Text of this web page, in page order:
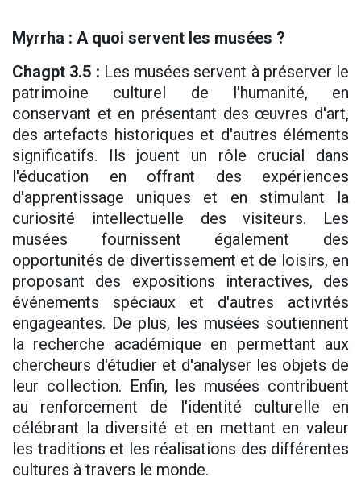
Myrrha : A quoi servent les musées ?
Chagpt 3.5 : Les musées servent à préserver le
patrimoine culturel de l'humanité, en
conservant et en présentant des œuvres d'art,
des artefacts historiques et d'autres éléments
significatifs. Ils jouent un rôle crucial dans
l'éducation en offrant des expériences
d'apprentissage uniques et en stimulant la
curiosité intellectuelle des visiteurs. Les
musées fournissent également des
opportunités de divertissement et de loisirs, en
proposant des expositions interactives, des
événements spéciaux et d'autres activités
engageantes. De plus, les musées soutiennent
la recherche académique en permettant aux
chercheurs d'étudier et d'analyser les objets de
leur collection. Enfin, les musées contribuent
au renforcement de l'identité culturelle en
célébrant la diversité et en mettant en valeur
les traditions et les réalisations des différentes
cultures à travers le monde.